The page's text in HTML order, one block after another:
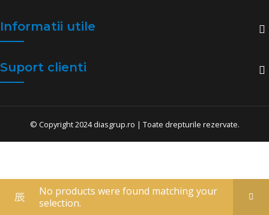
No products were found matching your
selection.
Informatii utile
Suport clienti
© Copyright 2024 diasgrup.ro | Toate drepturile rezervate.